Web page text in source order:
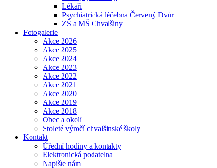
Lékaři
Psychiatrická léčebna Červený Dvůr
ZŠ a MŠ Chvalšiny
Fotogalerie
Akce 2026
Akce 2025
Akce 2024
Akce 2023
Akce 2022
Akce 2021
Akce 2020
Akce 2019
Akce 2018
Obec a okolí
Stoleté výročí chvalšinské školy
Kontakt
Úřední hodiny a kontakty
Elektronická podatelna
Napište nám